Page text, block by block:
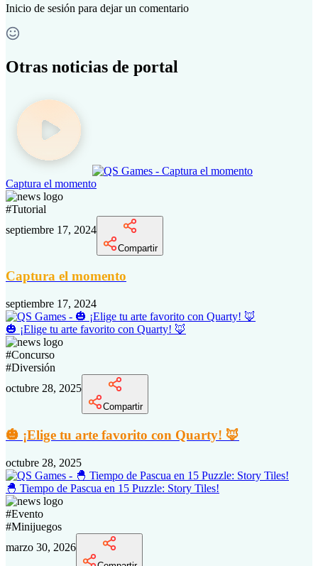
Inicio de sesión para dejar un comentario
Otras noticias de portal
Captura el momento
#Tutorial
septiembre 17, 2024
Compartir
Captura el momento
septiembre 17, 2024
🎃 ¡Elige tu arte favorito con Quarty! 🦊
#Concurso
#Diversión
octubre 28, 2025
Compartir
🎃 ¡Elige tu arte favorito con Quarty! 🦊
octubre 28, 2025
🐣 Tiempo de Pascua en 15 Puzzle: Story Tiles!
#Evento
#Minijuegos
marzo 30, 2026